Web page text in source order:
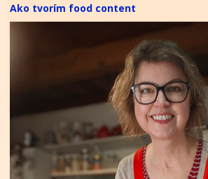
Ako tvorím food content